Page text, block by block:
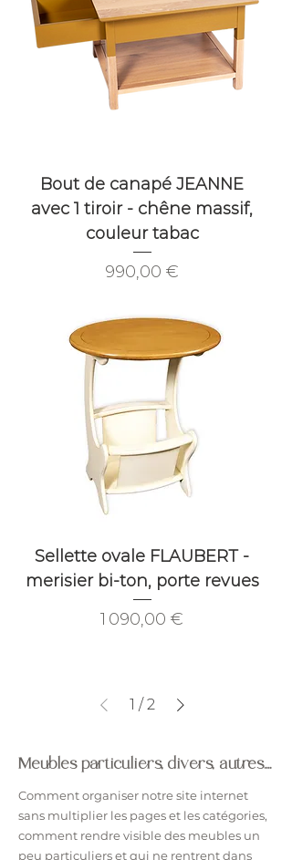
Bout de canapé JEANNE
avec 1 tiroir - chêne massif,
couleur tabac
Prix
990,00 €
Sellette ovale FLAUBERT -
merisier bi-ton, porte revues
Prix
1 090,00 €
1 / 2
Meubles particuliers, divers, autres....
Comment organiser notre site internet
sans multiplier les pages et les catégories,
comment rendre visible des meubles un
peu particuliers et qui ne rentrent dans